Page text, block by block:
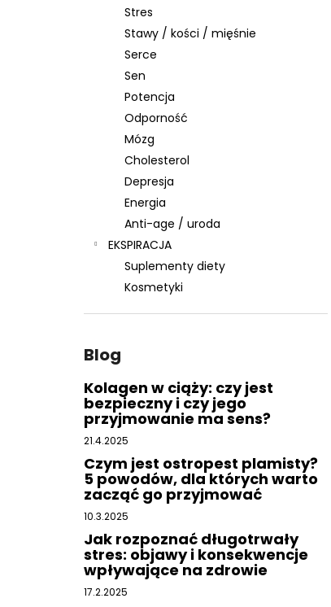
Stres
Stawy / kości / mięśnie
Serce
Sen
Potencja
Odporność
Mózg
Cholesterol
Depresja
Energia
Anti-age / uroda
EKSPIRACJA
Suplementy diety
Kosmetyki
Blog
Kolagen w ciąży: czy jest
bezpieczny i czy jego
przyjmowanie ma sens?
21.4.2025
Czym jest ostropest plamisty?
5 powodów, dla których warto
zacząć go przyjmować
10.3.2025
Jak rozpoznać długotrwały
stres: objawy i konsekwencje
wpływające na zdrowie
17.2.2025